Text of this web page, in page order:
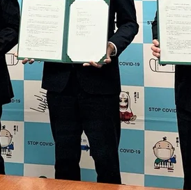
詳しくみる 詳
し
はじめ
ス